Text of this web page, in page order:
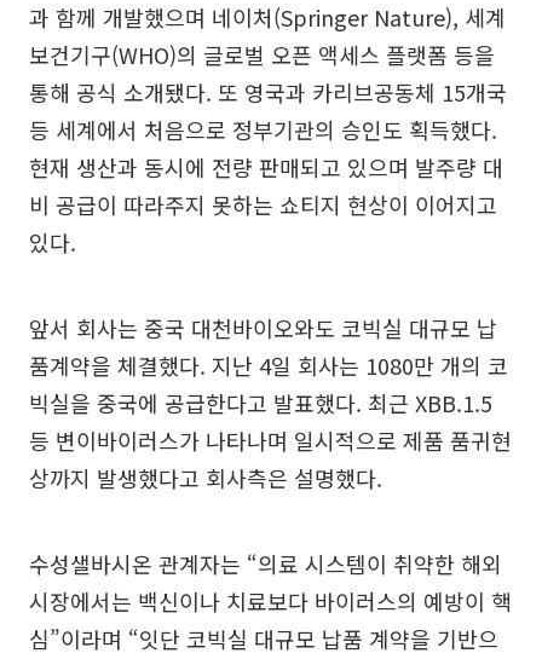
과 함께 개발했으며 네이처(Springer Nature), 세계
보건기구(WHO)의 글로벌 오픈 액세스 플랫폼 등을
통해 공식 소개됐다. 또 영국과 카리브공동체 15개국
등 세계에서 처음으로 정부기관의 승인도 획득했다.
현재 생산과 동시에 전량 판매되고 있으며 발주량 대
비 공급이 따라주지 못하는 쇼티지 현상이 이어지고
있다.
앞서 회사는 중국 대천바이오와도 코빅실 대규모 납
품계약을 체결했다. 지난 4일 회사는 1080만 개의 코
빅실을 중국에 공급한다고 발표했다. 최근 XBB.1.5
등 변이바이러스가 나타나며 일시적으로 제품 품귀현
상까지 발생했다고 회사측은 설명했다.
수성샐바시온 관계자는 “의료 시스템이 취약한 해외
시장에서는 백신이나 치료보다 바이러스의 예방이 핵
심”이라며 “잇단 코빅실 대규모 납품 계약을 기반으